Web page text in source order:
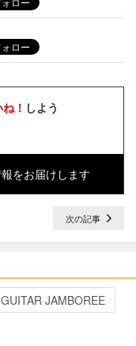
！ しよう
をお届けします
次の記事
JAMBOREE